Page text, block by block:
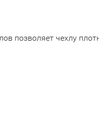
позволяет чехлу